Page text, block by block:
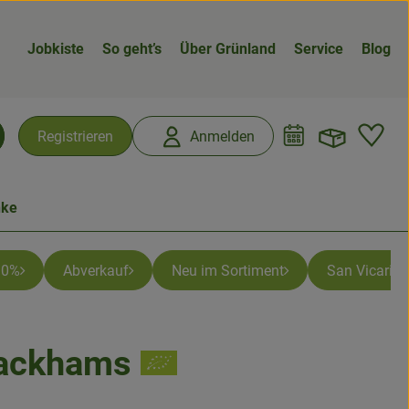
Jobkiste So geht’s Über Grünland Service Blog
Registrieren Anmelden
Abverkauf Neu im Sortiment San Vicario